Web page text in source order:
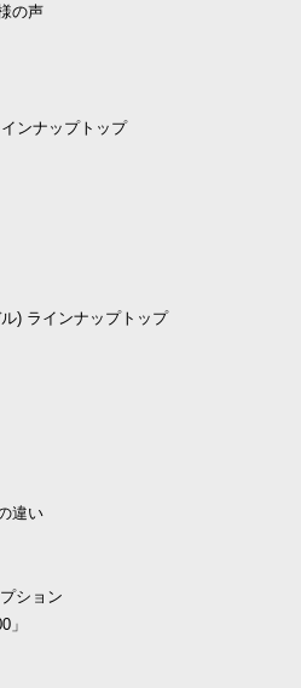
の声
ンナップトップ
) ラインナップトップ
違い
ション
」